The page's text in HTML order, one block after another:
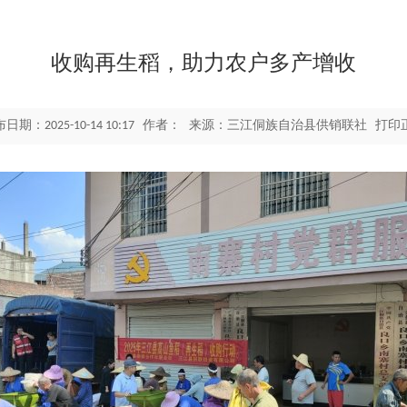
收购再生稻，助力农户多产增收
日期：2025-10-14 10:17 作者： 来源：三江侗族自治县供销联社 打印